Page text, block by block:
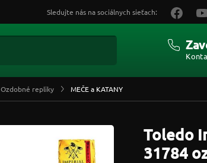
Ozdobné repliky MEČE a KATANY
Toledo
31784
Sledujte nás na sociálnych sieťach: